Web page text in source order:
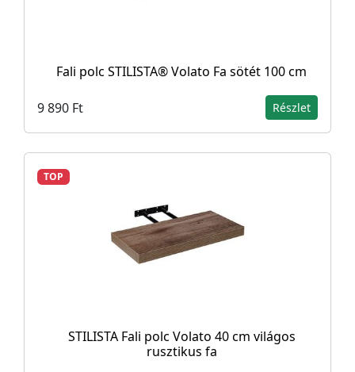
Fali polc STILISTA® Volato Fa sötét 100 cm
9 890 Ft Részlet
TOP
STILISTA Fali polc Volato 40 cm világos
rusztikus fa